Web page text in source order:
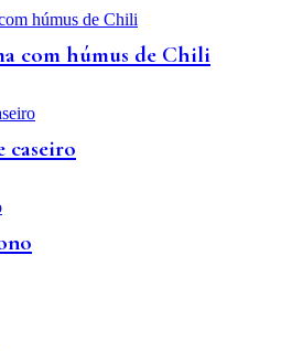
com húmus de Chili
caseiro